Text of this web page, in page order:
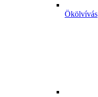
Ökölvívás